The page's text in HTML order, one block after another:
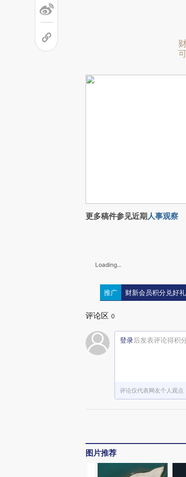
更多稿件参见近期人事观察
Loading...
推广 财新会员积分兑好礼
评论区 0
登录后发表评论得积
评论仅代表网友个人观点
图片推荐